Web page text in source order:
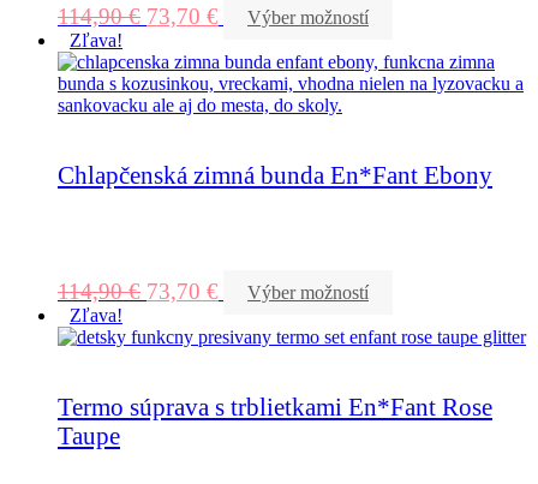
114,90€ 73,70 €
Výber možností
Zľava!
Chlapčenská zimná bunda En*Fant Ebony
114,90€ 73,70 €
Výber možností
Zľava!
Termo súprava s trblietkami En*Fant Rose
Taupe